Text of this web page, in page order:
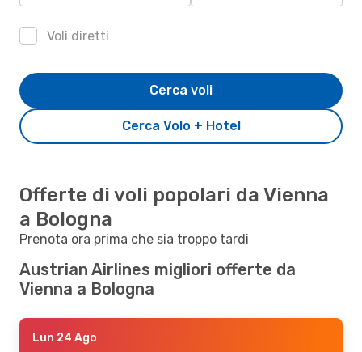
Voli diretti
Cerca Volo + Hotel
Cerca voli
Offerte di voli popolari da Vienna
a Bologna
Prenota ora prima che sia troppo tardi
Austrian Airlines migliori offerte da
Vienna a Bologna
Lun 24 Ago